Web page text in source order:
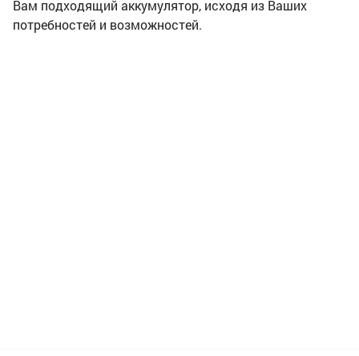
Вам подходящий аккумулятор, исходя из Ваших
потребностей и возможностей.